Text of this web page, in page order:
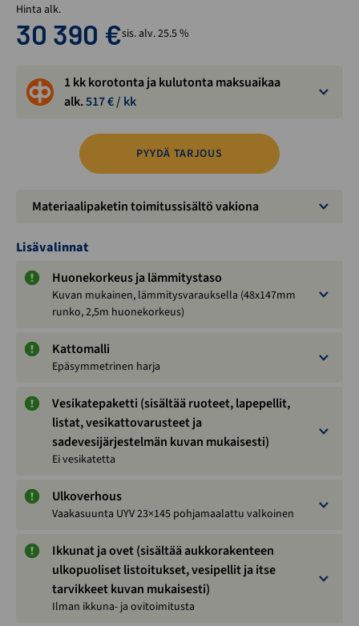
Hinta alk.
30 390 €sis. alv. 25.5 %
1 kk korotonta ja kulutonta maksuaikaa
alk.517€ / kk
PYYDÄ TARJOUS
Materiaalipaketin toimitussisältö vakiona
Lisävalinnat
Huonekorkeus ja lämmitystaso
Kuvan mukainen, lämmitysvarauksella (48x147mm
runko, 2,5m huonekorkeus)
Kattomalli
Epäsymmetrinen harja
Vesikatepaketti (sisältää ruoteet, lapepellit,
listat, vesikattovarusteet ja
sadevesijärjestelmän kuvan mukaisesti)
Ei vesikatetta
Ulkoverhous
Vaakasuunta UYV 23×145 pohjamaalattu valkoinen
Ikkunat ja ovet (sisältää aukkorakenteen
ulkopuoliset listoitukset, vesipellit ja itse
tarvikkeet kuvan mukaisesti)
Ilman ikkuna- ja ovitoimitusta